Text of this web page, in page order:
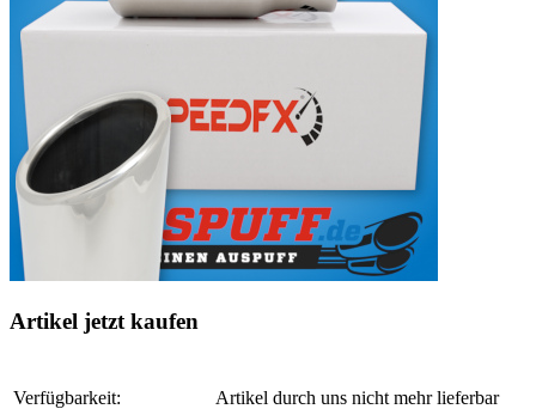
Artikel jetzt kaufen
Verfügbarkeit: Artikel durch uns nicht mehr lieferbar